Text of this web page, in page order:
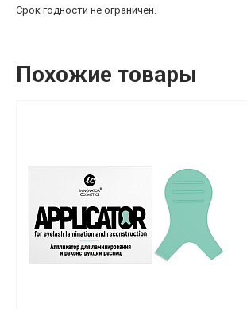
Срок годности не ограничен.
Похожие товары